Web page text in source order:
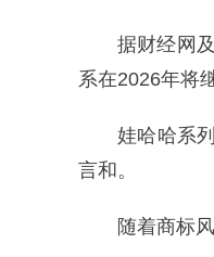
据财经网
系在2026年将
娃哈哈系
言和。
随着商标